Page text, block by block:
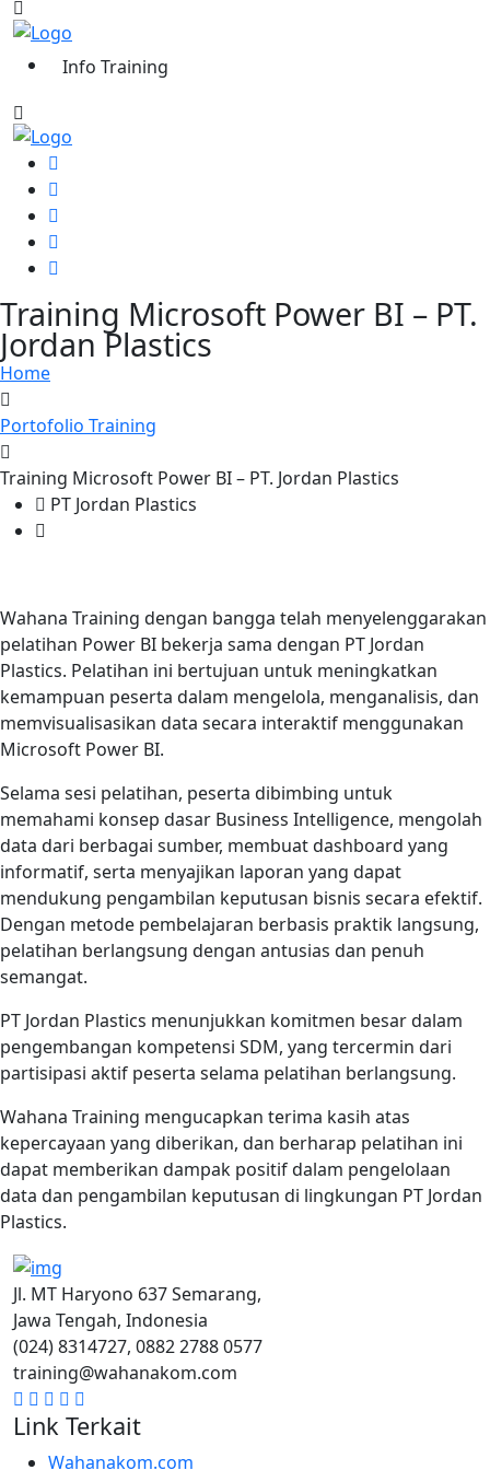
Info Training
Training Microsoft Power BI – PT.
Jordan Plastics
Home
Portofolio Training
Training Microsoft Power BI – PT. Jordan Plastics
PT Jordan Plastics
Wahana Training dengan bangga telah menyelenggarakan
pelatihan Power BI bekerja sama dengan PT Jordan
Plastics. Pelatihan ini bertujuan untuk meningkatkan
kemampuan peserta dalam mengelola, menganalisis, dan
memvisualisasikan data secara interaktif menggunakan
Microsoft Power BI.
Selama sesi pelatihan, peserta dibimbing untuk
memahami konsep dasar Business Intelligence, mengolah
data dari berbagai sumber, membuat dashboard yang
informatif, serta menyajikan laporan yang dapat
mendukung pengambilan keputusan bisnis secara efektif.
Dengan metode pembelajaran berbasis praktik langsung,
pelatihan berlangsung dengan antusias dan penuh
semangat.
PT Jordan Plastics menunjukkan komitmen besar dalam
pengembangan kompetensi SDM, yang tercermin dari
partisipasi aktif peserta selama pelatihan berlangsung.
Wahana Training mengucapkan terima kasih atas
kepercayaan yang diberikan, dan berharap pelatihan ini
dapat memberikan dampak positif dalam pengelolaan
data dan pengambilan keputusan di lingkungan PT Jordan
Plastics.
Jl. MT Haryono 637 Semarang,
Jawa Tengah, Indonesia
(024) 8314727, 0882 2788 0577
training@wahanakom.com
Link Terkait
Wahanakom.com